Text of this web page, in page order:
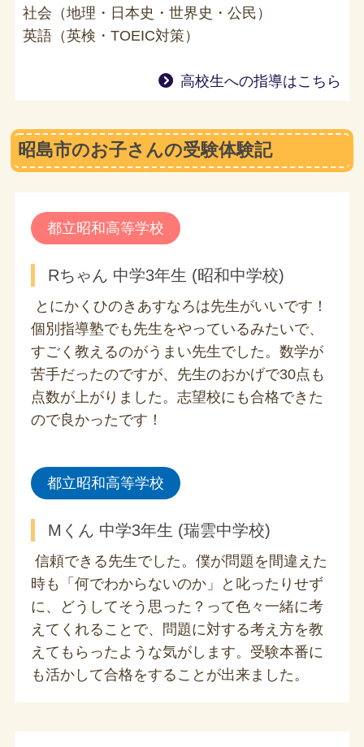
社会（地理・日本史・世界史・公民）
英語（英検・TOEIC対策）
高校生への指導はこちら
昭島市のお子さんの受験体験記
都立昭和高等学校
Rちゃん 中学3年生 (昭和中学校)
とにかくひのきあすなろは先生がいいです！
個別指導塾でも先生をやっているみたいで、
すごく教えるのがうまい先生でした。数学が
苦手だったのですが、先生のおかげで30点も
点数が上がりました。志望校にも合格できた
ので良かったです！
都立昭和高等学校
Mくん 中学3年生 (瑞雲中学校)
信頼できる先生でした。僕が問題を間違えた
時も「何でわからないのか」と叱ったりせず
に、どうしてそう思った？って色々一緒に考
えてくれることで、問題に対する考え方を教
えてもらったような気がします。受験本番に
も活かして合格をすることが出来ました。